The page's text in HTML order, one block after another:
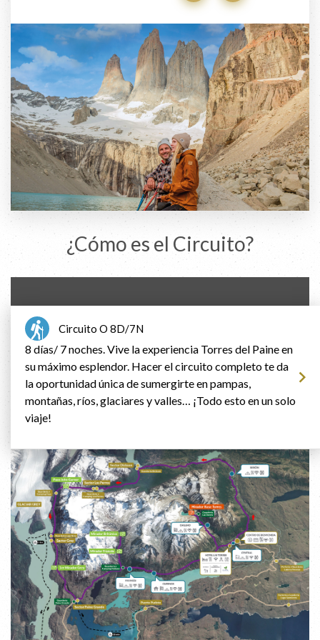
¿Cómo es el Circuito?
Circuito O 8D/7N
8 días/ 7 noches. Vive la experiencia Torres del Paine en
su máximo esplendor. Hacer el circuito completo te da
la oportunidad única de sumergirte en pampas,
montañas, ríos, glaciares y valles… ¡Todo esto en un solo
viaje!